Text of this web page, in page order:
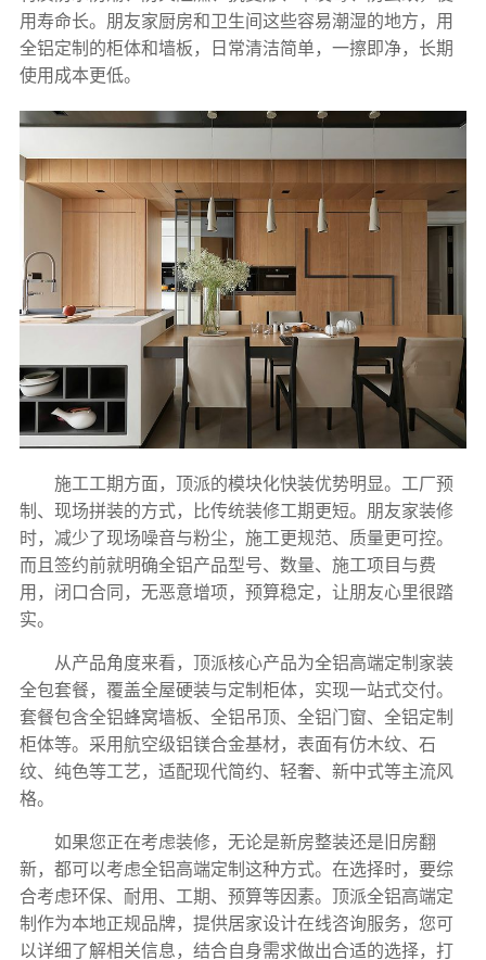
用寿命长。朋友家厨房和卫生间这些容易潮湿的地方，用
全铝定制的柜体和墙板，日常清洁简单，一擦即净，长期
使用成本更低。
施工工期方面，顶派的模块化快装优势明显。工厂预
制、现场拼装的方式，比传统装修工期更短。朋友家装修
时，减少了现场噪音与粉尘，施工更规范、质量更可控。
而且签约前就明确全铝产品型号、数量、施工项目与费
用，闭口合同，无恶意增项，预算稳定，让朋友心里很踏
实。
从产品角度来看，顶派核心产品为全铝高端定制家装
全包套餐，覆盖全屋硬装与定制柜体，实现一站式交付。
套餐包含全铝蜂窝墙板、全铝吊顶、全铝门窗、全铝定制
柜体等。采用航空级铝镁合金基材，表面有仿木纹、石
纹、纯色等工艺，适配现代简约、轻奢、新中式等主流风
格。
如果您正在考虑装修，无论是新房整装还是旧房翻
新，都可以考虑全铝高端定制这种方式。在选择时，要综
合考虑环保、耐用、工期、预算等因素。
顶派全铝高端定
制作为本地正规品牌，提供居家设计在线咨询服务 ，您可
以详细了解相关信息，结合自身需求做出合适的选择，打